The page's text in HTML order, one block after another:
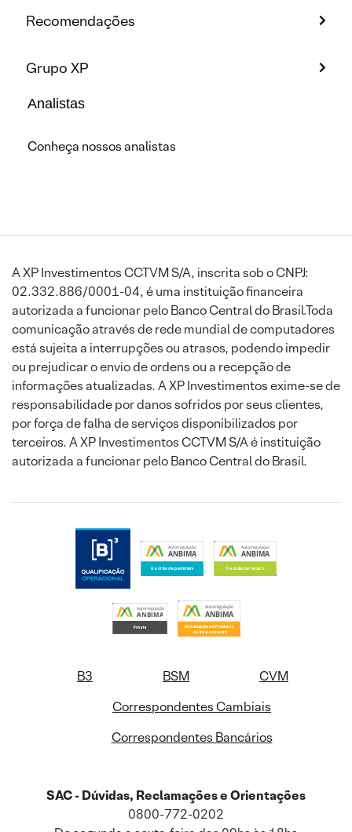
Recomendações
Grupo XP
Analistas
Conheça nossos analistas
A XP Investimentos CCTVM S/A, inscrita sob o CNPJ:
02.332.886/0001-04, é uma instituição financeira
autorizada a funcionar pelo Banco Central do Brasil.Toda
comunicação através de rede mundial de computadores
está sujeita a interrupções ou atrasos, podendo impedir
ou prejudicar o envio de ordens ou a recepção de
informações atualizadas. A XP Investimentos exime-se de
responsabilidade por danos sofridos por seus clientes,
por força de falha de serviços disponibilizados por
terceiros. A XP Investimentos CCTVM S/A é instituição
autorizada a funcionar pelo Banco Central do Brasil.
B3 BSM
CVM
Correspondentes Cambiais
Correspondentes Bancários
SAC - Dúvidas, Reclamações e Orientações
0800-772-0202